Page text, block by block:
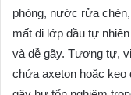
phòng, nước rửa
mất đi lớp dầu tự
và dễ gãy. Tương tự,
chứa axeton hoặc keo